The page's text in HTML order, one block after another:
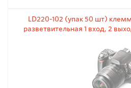
LD220-102 (упак 50 шт)
разветвительная 1 вход, 2